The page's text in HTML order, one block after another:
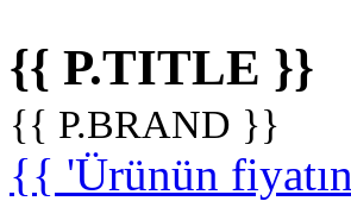
{{ P.TITLE }}
{{ P.BRAND }}
{{ 'Ürünün